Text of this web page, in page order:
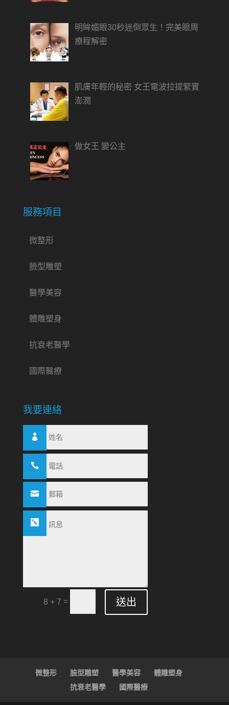
明眸媚眼30秒迷倒眾生！完美眼周
療程解密
肌膚年輕的秘密 女王電波拉提緊實
澎潤
做女王 變公主
服務項目
微整形
臉型雕塑
醫學美容
體雕塑身
抗衰老醫學
國際醫療
我要連絡
8 + 7 = 送出
微整形 臉型雕塑 醫學美容
體雕塑身
抗衰老醫學
國際醫療